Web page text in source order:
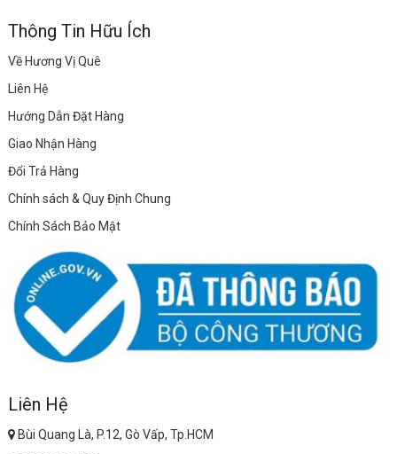
Thông Tin Hữu Ích
Về Hương Vị Quê
Liên Hệ
Hướng Dẫn Đặt Hàng
Giao Nhận Hàng
Đổi Trả Hàng
Chính sách & Quy Định Chung
Chính Sách Bảo Mật
Liên Hệ
Bùi Quang Là, P.12, Gò Vấp, Tp.HCM